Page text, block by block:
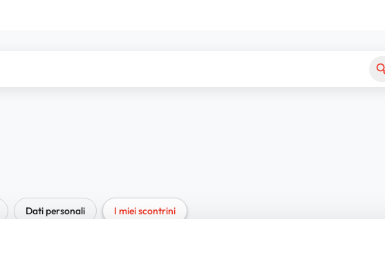
Dati personali I miei scontrini